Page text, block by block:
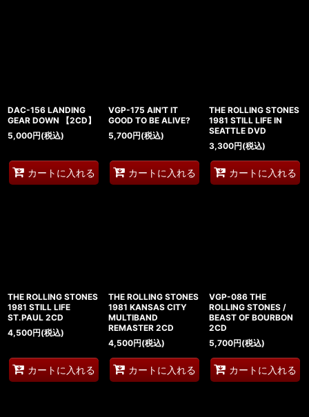
DAC-156 LANDING
GEAR DOWN 【2CD】
5,000円(税込)
カートに入れる
VGP-175 AIN'T IT
GOOD TO BE ALIVE?
5,700円(税込)
カートに入れる
THE ROLLING STONES
1981 STILL LIFE IN
SEATTLE DVD
3,300円(税込)
カートに入れる
THE ROLLING STONES
1981 STILL LIFE
ST.PAUL 2CD
4,500円(税込)
カートに入れる
THE ROLLING STONES
1981 KANSAS CITY
MULTIBAND
REMASTER 2CD
4,500円(税込)
カートに入れる
VGP-086 THE
ROLLING STONES /
BEAST OF BOURBON
2CD
5,700円(税込)
カートに入れる